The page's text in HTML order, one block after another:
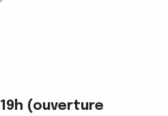
(ouverture